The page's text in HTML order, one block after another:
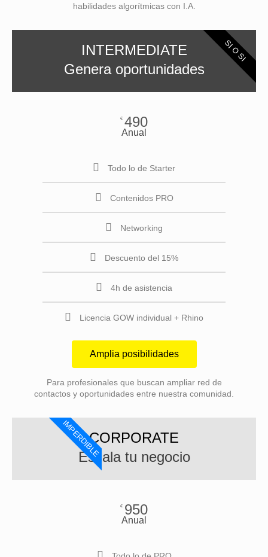
habilidades algorítmicas con I.A.
SI O SI
INTERMEDIATE
Genera oportunidades
€ 490
Anual
Todo lo de Starter
Contenidos PRO
Networking
Descuento del 15%
4h de asistencia
Licencia GOW individual + Rhino
Amplia posibilidades
Para profesionales que buscan ampliar red de
contactos y oportunidades entre nuestra comunidad.
IMPERDIBLECORPORATE
Escala tu negocio
€ 950
Anual